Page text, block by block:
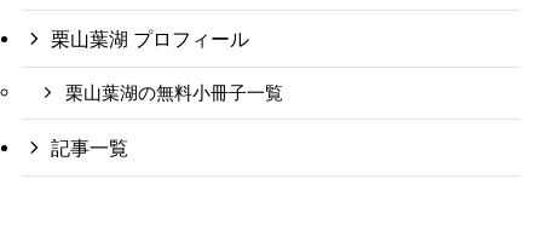
栗山葉湖 プロフィール
栗山葉湖の無料小冊子一覧
記事一覧